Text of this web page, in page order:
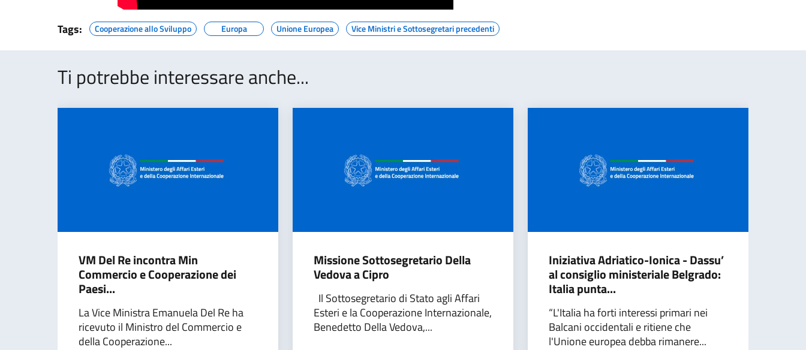
Tags: Cooperazione allo Sviluppo Europa Unione Europea Vice Ministri e Sottosegretari precedenti
Ti potrebbe interessare anche...
VM Del Re incontra Min
Commercio e Cooperazione dei
Paesi...
La Vice Ministra Emanuela Del Re ha
ricevuto il Ministro del Commercio e
della Cooperazione...
Missione Sottosegretario Della
Vedova a Cipro
Il Sottosegretario di Stato agli Affari
Esteri e la Cooperazione Internazionale,
Benedetto Della Vedova,...
Iniziativa Adriatico-Ionica - Dassu’
al consiglio ministeriale Belgrado:
Italia punta...
“L'Italia ha forti interessi primari nei
Balcani occidentali e ritiene che
l'Unione europea debba rimanere...